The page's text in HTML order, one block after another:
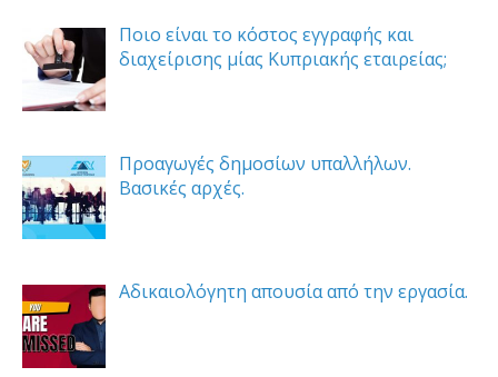
Ποιο είναι το κόστος εγγραφής και
διαχείρισης μίας Κυπριακής εταιρείας;
Προαγωγές δημοσίων υπαλλήλων.
Βασικές αρχές.
Αδικαιολόγητη απουσία από την εργασία.